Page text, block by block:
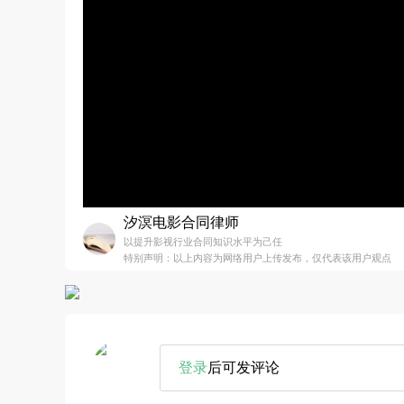
汐溟电影合同律师
以提升影视行业合同知识水平为己任
特别声明：以上内容为网络用户上传发布，仅代表该用户观点
登录后可发评论